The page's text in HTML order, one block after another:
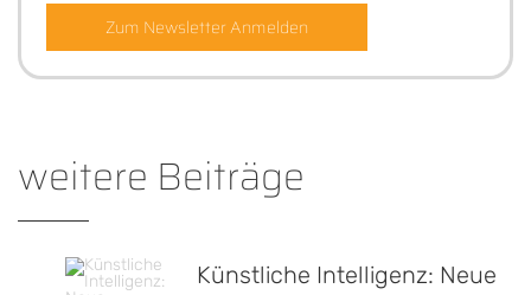
weitere Beiträge
Künstliche Intelligenz: Neue